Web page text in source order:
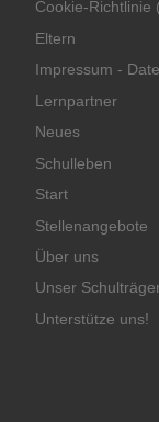
Cookie-Richtlinie
Eltern
Impressum -
Lernpartner
Neues
Schulleben
Start
Stellenangebote
Über uns
Unser
Unterstütze uns!